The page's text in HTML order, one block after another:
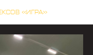
«ИГРА»